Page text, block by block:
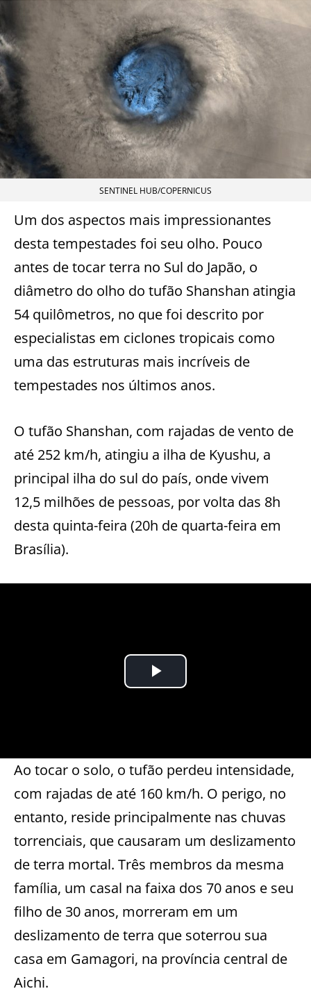
SENTINEL HUB/COPERNICUS
Um dos aspectos mais impressionantes
desta tempestades foi seu olho. Pouco
antes de tocar terra no Sul do Japão, o
diâmetro do olho do tufão Shanshan atingia
54 quilômetros, no que foi descrito por
especialistas em ciclones tropicais como
uma das estruturas mais incríveis de
tempestades nos últimos anos.
O tufão Shanshan, com rajadas de vento de
até 252 km/h, atingiu a ilha de Kyushu, a
principal ilha do sul do país, onde vivem
12,5 milhões de pessoas, por volta das 8h
desta quinta-feira (20h de quarta-feira em
Brasília).
Ao tocar o solo, o tufão perdeu intensidade,
com rajadas de até 160 km/h. O perigo, no
entanto, reside principalmente nas chuvas
torrenciais, que causaram um deslizamento
de terra mortal. Três membros da mesma
família, um casal na faixa dos 70 anos e seu
filho de 30 anos, morreram em um
deslizamento de terra que soterrou sua
casa em Gamagori, na província central de
Aichi.